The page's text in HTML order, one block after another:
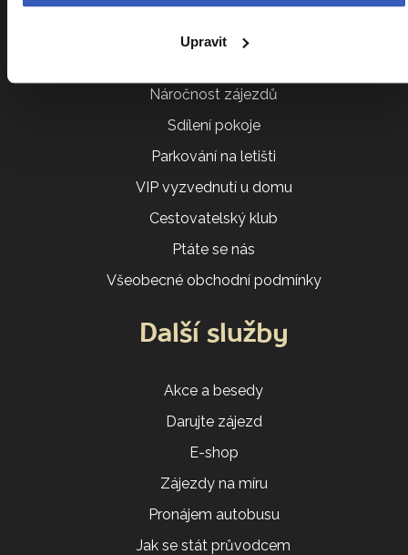
Upravit
Kalendář zájezdů
Náročnost zájezdů
Sdílení pokoje
Parkování na letišti
VIP vyzvednutí u domu
Cestovatelský klub
Ptáte se nás
Všeobecné obchodní podmínky
Další služby
Akce a besedy
Darujte zájezd
E-shop
Zájezdy na míru
Pronájem autobusu
Jak se stát průvodcem